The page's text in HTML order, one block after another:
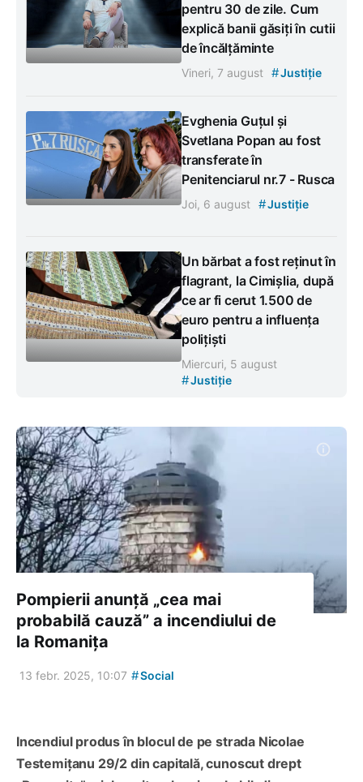
pentru 30 de zile. Cum
explică banii găsiți în cutii
de încălțăminte
Vineri, 7 august #Justiție
Evghenia Guțul și
Svetlana Popan au fost
transferate în
Penitenciarul nr.7 - Rusca
Joi, 6 august #Justiție
Un bărbat a fost reținut în
flagrant, la Cimișlia, după
ce ar fi cerut 1.500 de
euro pentru a influența
polițiști
Miercuri, 5 august
#Justiție
Pompierii anunță „cea mai
probabilă cauză” a incendiului de
la Romanița
13 febr. 2025, 10:07 #Social
Incendiul produs în blocul de pe strada Nicolae
Testemițanu 29/2 din capitală, cunoscut drept